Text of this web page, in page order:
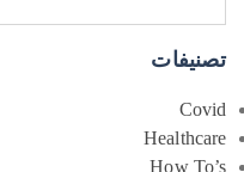
تصنيفات
Covid
Healthcare
How To’s